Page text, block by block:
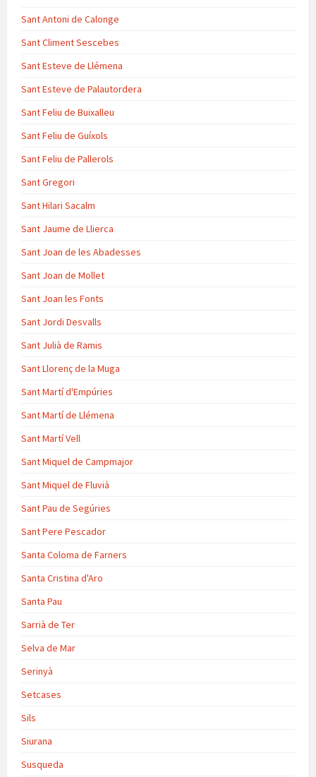
Sant Antoni de Calonge
Sant Climent Sescebes
Sant Esteve de Llémena
Sant Esteve de Palautordera
Sant Feliu de Buixalleu
Sant Feliu de Guíxols
Sant Feliu de Pallerols
Sant Gregori
Sant Hilari Sacalm
Sant Jaume de Llierca
Sant Joan de les Abadesses
Sant Joan de Mollet
Sant Joan les Fonts
Sant Jordi Desvalls
Sant Julià de Ramis
Sant Llorenç de la Muga
Sant Martí d'Empúries
Sant Martí de Llémena
Sant Martí Vell
Sant Miquel de Campmajor
Sant Miquel de Fluvià
Sant Pau de Segúries
Sant Pere Pescador
Santa Coloma de Farners
Santa Cristina d'Aro
Santa Pau
Sarrià de Ter
Selva de Mar
Serinyà
Setcases
Sils
Siurana
Susqueda